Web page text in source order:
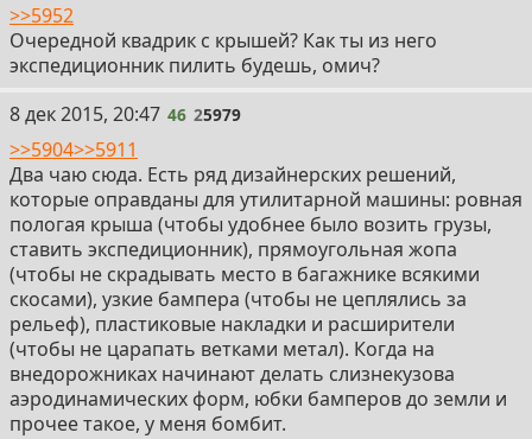
>>5952
Очередной квадрик с крышей? Как ты из него
экспедиционник пилить будешь, омич?
46
8 дек 2015, 20:47 46 25979
>>5904>>5911
Два чаю сюда. Есть ряд дизайнерских решений,
которые оправданы для утилитарной машины: ровная
пологая крыша (чтобы удобнее было возить грузы,
ставить экспедиционник), прямоугольная жопа
(чтобы не скрадывать место в багажнике всякими
скосами), узкие бампера (чтобы не цеплялись за
рельеф), пластиковые накладки и расширители
(чтобы не царапать ветками метал). Когда на
внедорожниках начинают делать слизнекузова
аэродинамических форм, юбки бамперов до земли и
прочее такое, у меня бомбит.